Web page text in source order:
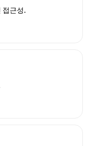
접근성.